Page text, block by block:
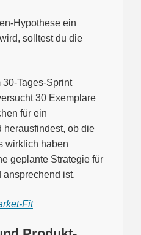
Hypothese ein
solltest du die
Tages-Sprint
30 Exemplare
für ein
herausfindest, ob die
wirklich haben
geplante Strategie für
ist.
Fit